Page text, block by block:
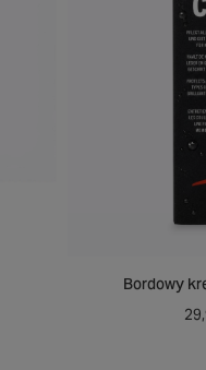
Bordowy